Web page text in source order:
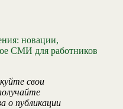
новации,
СМИ для работников
свои
о публикации